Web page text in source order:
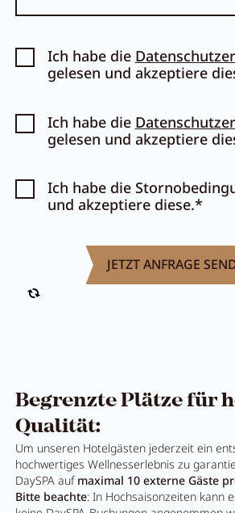
Ich habe die
gelesen und akzeptiere
Ich habe die
gelesen und akzeptiere
Ich habe die
und akzeptiere diese.*
Begrenzte Plätze für
Qualität:
Um unseren Hotelgästen jederzeit ein
hochwertiges Wellnesserlebnis zu
DaySPA auf maximal 10 externe Gäste
Bitte beachte: In Hochsaisonzeiten kann